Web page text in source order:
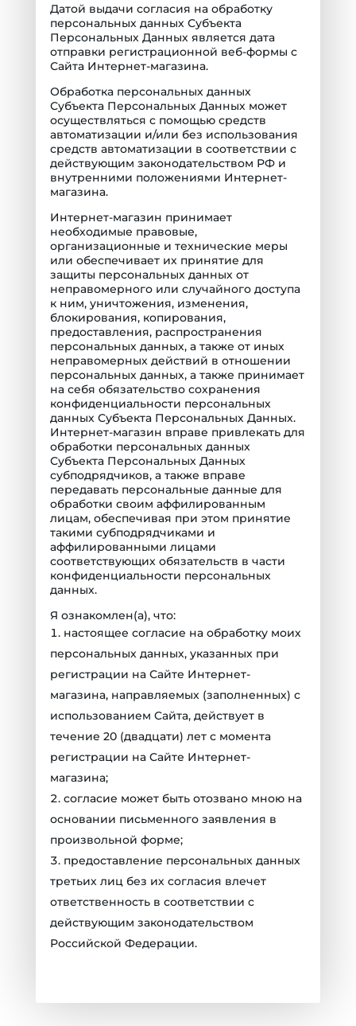
Датой выдачи согласия на обработку
персональных данных Субъекта
Персональных Данных является дата
отправки регистрационной веб-формы с
Сайта Интернет-магазина.
Обработка персональных данных
Субъекта Персональных Данных может
осуществляться с помощью средств
автоматизации и/или без использования
средств автоматизации в соответствии с
действующим законодательством РФ и
внутренними положениями Интернет-
магазина.
Интернет-магазин принимает
необходимые правовые,
организационные и технические меры
или обеспечивает их принятие для
защиты персональных данных от
неправомерного или случайного доступа
к ним, уничтожения, изменения,
блокирования, копирования,
предоставления, распространения
персональных данных, а также от иных
неправомерных действий в отношении
персональных данных, а также принимает
на себя обязательство сохранения
конфиденциальности персональных
данных Субъекта Персональных Данных.
Интернет-магазин вправе привлекать для
обработки персональных данных
Субъекта Персональных Данных
субподрядчиков, а также вправе
передавать персональные данные для
обработки своим аффилированным
лицам, обеспечивая при этом принятие
такими субподрядчиками и
аффилированными лицами
соответствующих обязательств в части
конфиденциальности персональных
данных.
Я ознакомлен(а), что:
настоящее согласие на обработку моих
персональных данных, указанных при
регистрации на Сайте Интернет-
магазина, направляемых (заполненных) с
использованием Cайта, действует в
течение 20 (двадцати) лет с момента
регистрации на Cайте Интернет-
магазина;
согласие может быть отозвано мною на
основании письменного заявления в
произвольной форме;
предоставление персональных данных
третьих лиц без их согласия влечет
ответственность в соответствии с
действующим законодательством
Российской Федерации.